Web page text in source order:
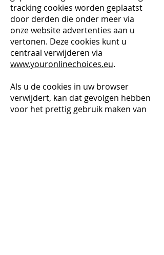
tracking cookies worden geplaatst
door derden die onder meer via
onze website advertenties aan u
vertonen. Deze cookies kunt u
centraal verwijderen via
www.youronlinechoices.eu.
Als u de cookies in uw browser
verwijdert, kan dat gevolgen hebben
voor het prettig gebruik maken van